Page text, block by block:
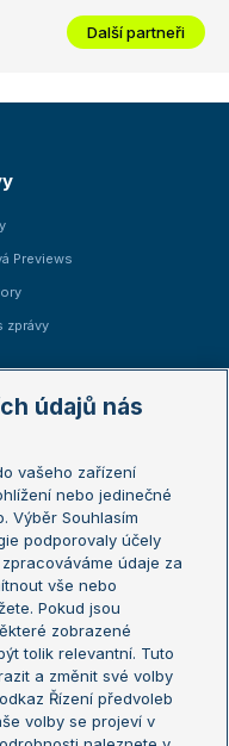
Další partneři
Previews
zprávy
Open
údajů nás
vašeho zařízení
nebo jedinečné
Výběr Souhlasím
podporovaly účely
údaje za
vše nebo
Pokud jsou
zobrazené
tolik relevantní. Tuto
a změnit své volby
Řízení předvoleb
volby se projeví v